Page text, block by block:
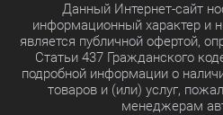
Данный Интернет-сайт
информационный характер и
является публичной офертой,
Статьи 437 Гражданского
подробной информации о
товаров и (или) услуг,
менеджерам